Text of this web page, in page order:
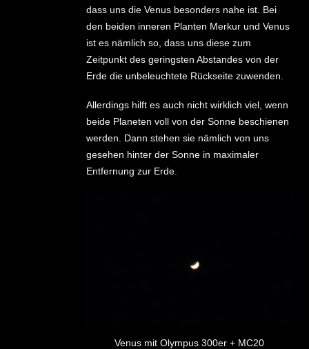
dass uns die Venus besonders nahe ist. Bei
den beiden inneren Planten Merkur und Venus
ist es nämlich so, dass uns diese zum
Zeitpunkt des geringsten Abstandes von der
Erde die unbeleuchtete Rückseite zuwenden.
Allerdings hilft es auch nicht wirklich viel, wenn
beide Planeten voll von der Sonne beschienen
werden. Dann stehen sie nämlich von uns
gesehen hinter der Sonne in maximaler
Entfernung zur Erde.
Venus mit Olympus 300er + MC20